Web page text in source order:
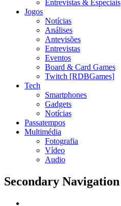
Entrevistas & Especiais
Jogos
Notícias
Análises
Antevisões
Entrevistas
Eventos
Board & Card Games
Twitch [RDBGames]
Tech
Smartphones
Gadgets
Notícias
Passatempos
Multimédia
Fotografia
Vídeo
Audio
Secondary Navigation